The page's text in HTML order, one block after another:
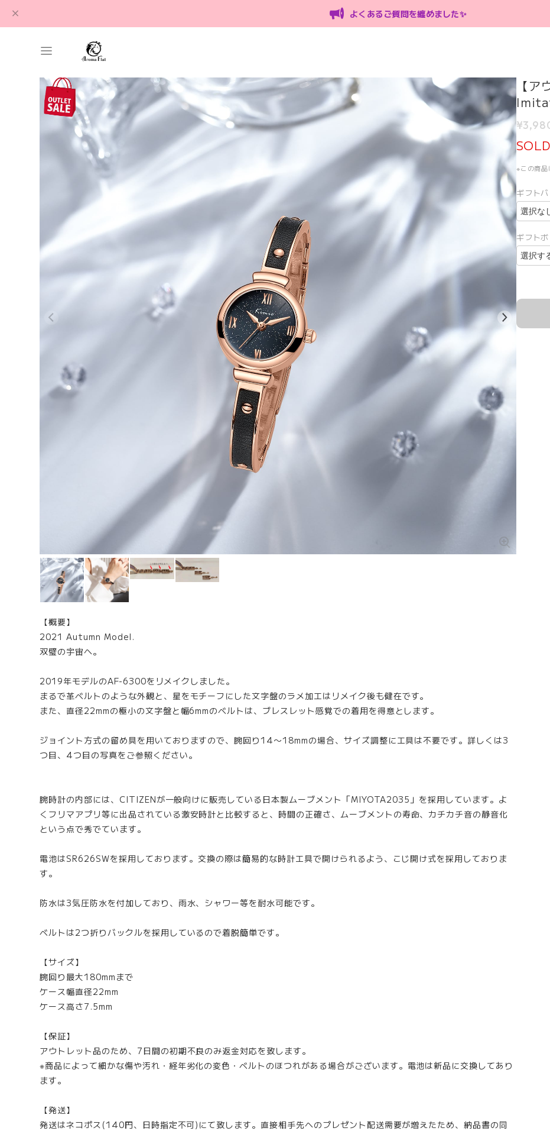
よくあるご質問を纏めました✨
【概要】
2021 Autumn Model.
双璧の宇宙へ。
2019年モデルのAF-6300をリメイクしました。
まるで革ベルトのような外観と、星をモチーフにした文字盤のラメ加工はリメイク後も健在です。
また、直径22mmの極小の文字盤と幅6mmのベルトは、ブレスレット感覚での着用を得意とします。
ジョイント方式の留め具を用いておりますので、腕回り14〜18mmの場合、サイズ調整に工具は不要です。詳しくは3
つ目、4つ目の写真をご参照ください。
腕時計の内部には、CITIZENが一般向けに販売している日本製ムーブメント「MIYOTA2035」を採用しています。よ
くフリマアプリ等に出品されている激安時計と比較すると、時間の正確さ、ムーブメントの寿命、カチカチ音の静音化
という点で秀でています。
電池はSR626SWを採用しております。交換の際は簡易的な時計工具で開けられるよう、こじ開け式を採用しておりま
す。
防水は3気圧防水を付加しており、雨水、シャワー等を耐水可能です。
ベルトは2つ折りバックルを採用しているので着脱簡単です。
【サイズ】
腕回り最大180mmまで
ケース幅直径22mm
ケース高さ7.5mm
【保証】
アウトレット品のため、7日間の初期不良のみ返金対応を致します。
※商品によって細かな傷や汚れ・経年劣化の変色・ベルトのほつれがある場合がございます。電池は新品に交換してあり
ます。
【発送】
発送はネコポス(140円、日時指定不可)にて致します。直接相手先へのプレゼント配送需要が増えたため、納品書の同
【ア
※この商
ギフト
ギフト